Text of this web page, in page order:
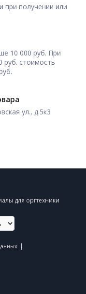
при получении или
10 000 руб. При
руб. стоимость
ул., д.5к3
для оргтехники
|